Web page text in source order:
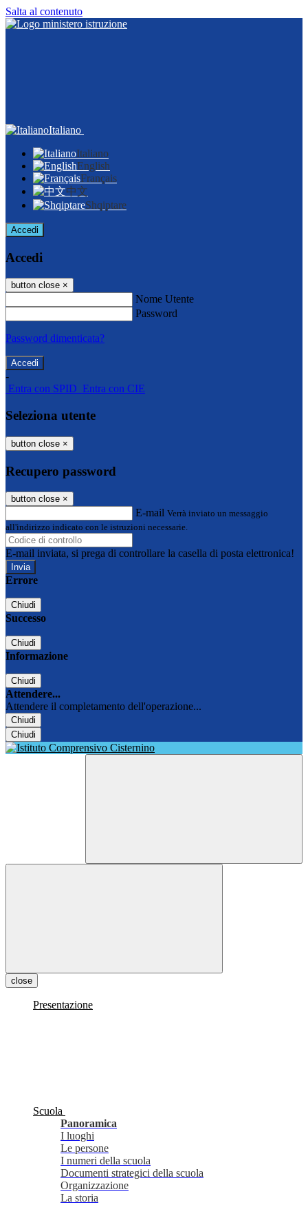
Salta al contenuto
Italiano
Italiano
English
Français
中文
Shqiptare
Accedi
Accedi
button close ×
Nome Utente
Password
Password dimenticata?
-
Entra con SPID Entra con CIE
Seleziona utente
button close ×
Recupero password
button close ×
E-mail Verrà inviato un messaggio
all'indirizzo indicato con le istruzioni necessarie.
E-mail inviata, si prega di controllare la casella di posta elettronica!
Errore
Chiudi
Successo
Chiudi
Informazione
Chiudi
Attendere...
Attendere il completamento dell'operazione...
Chiudi
Chiudi
close
Presentazione
Scuola
Panoramica
I luoghi
Le persone
I numeri della scuola
Documenti strategici della scuola
Organizzazione
La storia